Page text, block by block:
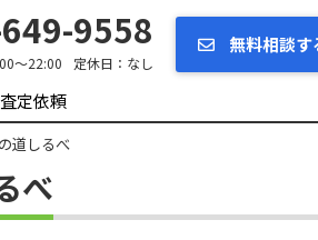
9558
～22:00 定休日： なし
無料相談す
定依頼
道しるべ
べ